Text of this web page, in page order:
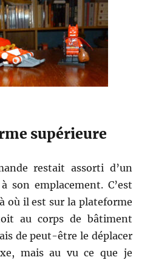
supérieure
restait assorti d’un
son emplacement. C’est
où il est sur la plateforme
au corps de bâtiment
de peut-être le déplacer
mais au vu ce que je